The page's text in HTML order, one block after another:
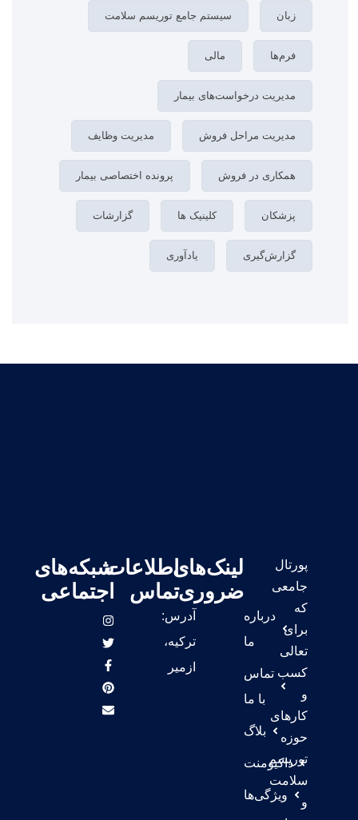
زبان‌ سیستم جامع توریسم سلامت
فرم‌ها مالی
مدیریت درخواست‌های بیمار
مدیریت مراحل فروش مدیریت وظایف
همکاری در فروش پرونده اختصاصی بیمار
پزشکان کلینیک ها گزارشات
گزارش‌گیری یادآوری
پورتال
جامعی
که
برای
تعالی
کسب
و
کارهای
حوزه
توریسم
سلامت
و
لینک‌های
ضروری
درباره
ما
تماس
با ما
بلاگ
داکیومنت
ویژگی‌ها
اطلاعات
تماس
آدرس:
ترکیه،
ازمیر
شبکه‌های
اجتماعی